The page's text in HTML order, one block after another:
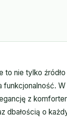
to nie tylko źródło
funkcjonalność.
z
dbałością o